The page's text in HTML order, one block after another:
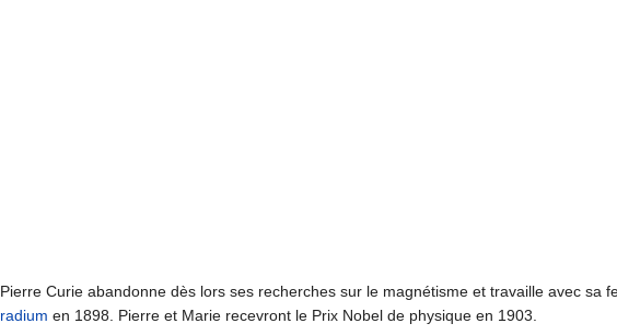
Pierre Curie abandonne dès lors ses recherches sur le magnétisme et travaille avec sa
radium en 1898. Pierre et Marie recevront le Prix Nobel de physique en 1903.